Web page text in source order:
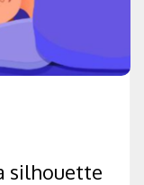
silhouette